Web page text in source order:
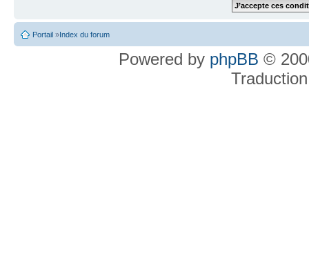
Portail »Index du forum
Powered by phpBB ©